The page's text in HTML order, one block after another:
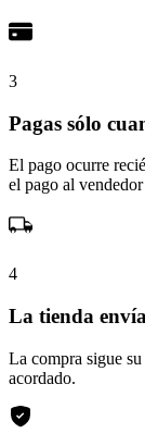
3
Pagas sólo
El pago ocurre
el pago al
4
La tienda
La compra sigue
acordado.